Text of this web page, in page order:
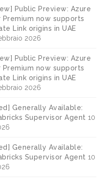
Public Preview: Azure
Premium now supports
Link origins in UAE
2026
Public Preview: Azure
Premium now supports
Link origins in UAE
2026
Generally Available:
Supervisor Agent 10
Generally Available:
Supervisor Agent 10